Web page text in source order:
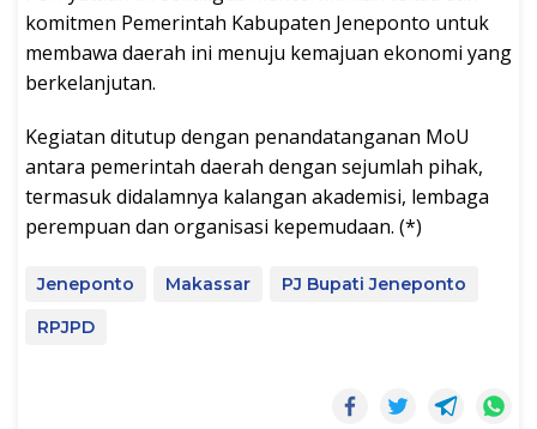
komitmen Pemerintah Kabupaten Jeneponto untuk
membawa daerah ini menuju kemajuan ekonomi yang
berkelanjutan.
Kegiatan ditutup dengan penandatanganan MoU
antara pemerintah daerah dengan sejumlah pihak,
termasuk didalamnya kalangan akademisi, lembaga
perempuan dan organisasi kepemudaan. (*)
Jeneponto Makassar
PJ Bupati Jeneponto
RPJPD